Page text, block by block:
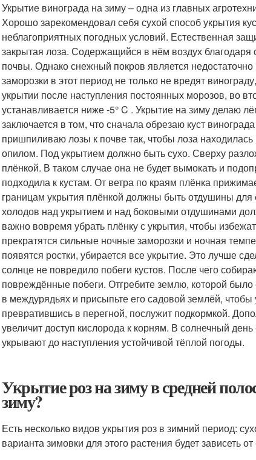
Укрытие винограда на зиму – одна из главных
Хорошо зарекомендовал себя сухой способ укрытия
неблагоприятных погодных условий. Естественная
закрытая лоза. Содержащийся в нём воздух
почвы. Однако снежный покров является
заморозки в этот период не только не вредят
укрытии после наступления постоянных морозов, во
устанавливается ниже -5° C . Укрытие на зиму делаю
заключается в том, что сначала обрезаю куст
пришпиливаю лозы к почве так, чтобы лоза
опилом. Под укрытием должно быть сухо. Сверху
плёнкой. В таком случае она не будет вымокать и
подходила к кустам. От ветра по краям плёнка
границам укрытия плёнкой должны быть отдушины для
холодов над укрытием и над боковыми отдушинами
важно вовремя убрать плёнку с укрытия, чтобы
прекратятся сильные ночные заморозки и ночная
появятся ростки, убирается все укрытие. Это лучше
солнце не повредило побеги кустов. После чего
повреждённые побеги. Отгребите землю, которой
в междурядьях и присыпьте его садовой землёй,
превратившись в перегной, послужит подкормкой.
увеличит доступ кислорода к корням. В солнечный
укрывают до наступления устойчивой тёплой погоды.
Укрытие роз на зиму в средней
зиму?
Есть несколько видов укрытия роз в зимний период:
варианта зимовки для этого растения будет зависеть